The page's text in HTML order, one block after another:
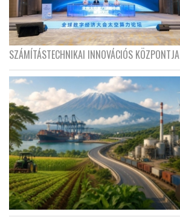
SZÁMÍTÁSTECHNIKAI INNOVÁCIÓS KÖZPONTJA